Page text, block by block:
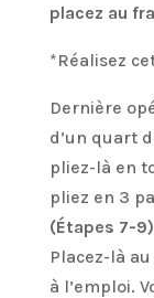
placez au
*Réalisez
Dernière
d’un quart
pliez-là en
pliez en 3
(Étapes 7-9)
Placez-là
à l’emploi.